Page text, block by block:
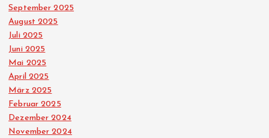
September 2025
August 2025
Juli 2025
Juni 2025
Mai 2025
April 2025
März 2025
Februar 2025
Dezember 2024
November 2024